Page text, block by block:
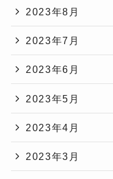
2023年8月
2023年7月
2023年6月
2023年5月
2023年4月
2023年3月